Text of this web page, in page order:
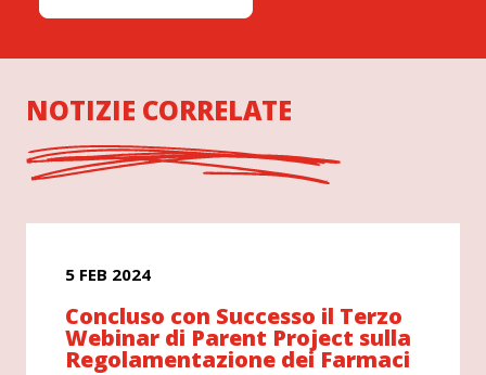
NOTIZIE CORRELATE
5 FEB 2024
Concluso con Successo il Terzo
Webinar di Parent Project sulla
Regolamentazione dei Farmaci